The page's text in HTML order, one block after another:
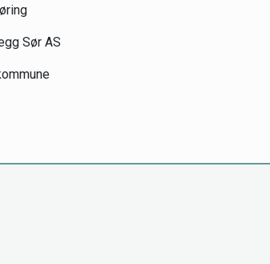
Sør AS